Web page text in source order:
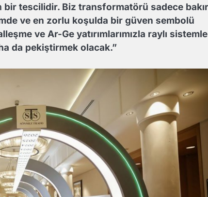
tescilidir. Biz transformatörü sadece bakır
ve en zorlu koşulda bir güven sembolü
ve Ar-Ge yatırımlarımızla raylı
da pekiştirmek olacak.”